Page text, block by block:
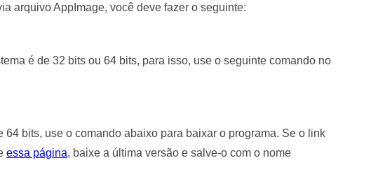
arquivo AppImage, você deve fazer o seguinte:
é de 32 bits ou 64 bits, para isso, use o seguinte comando no
64 bits, use o comando abaixo para baixar o programa. Se o link
essa página, baixe a última versão e salve-o com o nome